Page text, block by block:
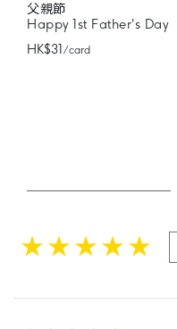
父親節
Happy 1st Father's Day
HK$31/ card